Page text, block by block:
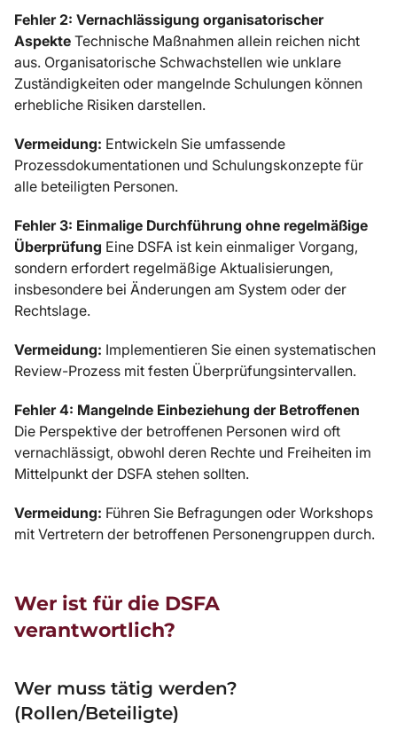
Fehler 2: Vernachlässigung organisatorischer
Aspekte Technische Maßnahmen allein reichen nicht
aus. Organisatorische Schwachstellen wie unklare
Zuständigkeiten oder mangelnde Schulungen können
erhebliche Risiken darstellen.
Vermeidung: Entwickeln Sie umfassende
Prozessdokumentationen und Schulungskonzepte für
alle beteiligten Personen.
Fehler 3: Einmalige Durchführung ohne regelmäßige
Überprüfung Eine DSFA ist kein einmaliger Vorgang,
sondern erfordert regelmäßige Aktualisierungen,
insbesondere bei Änderungen am System oder der
Rechtslage.
Vermeidung: Implementieren Sie einen systematischen
Review-Prozess mit festen Überprüfungsintervallen.
Fehler 4: Mangelnde Einbeziehung der Betroffenen
Die Perspektive der betroffenen Personen wird oft
vernachlässigt, obwohl deren Rechte und Freiheiten im
Mittelpunkt der DSFA stehen sollten.
Vermeidung: Führen Sie Befragungen oder Workshops
mit Vertretern der betroffenen Personengruppen durch.
Wer ist für die DSFA
verantwortlich?
Wer muss tätig werden?
(Rollen/Beteiligte)